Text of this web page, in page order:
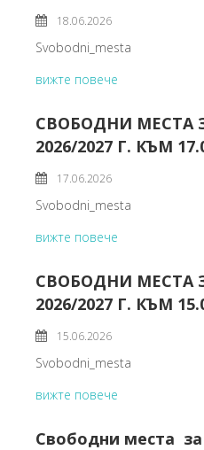
18.06.2026
Svobodni_mesta
вижте повече
СВОБОДНИ МЕСТА
2026/2027 Г. КЪМ
17.06.2026
Svobodni_mesta
вижте повече
СВОБОДНИ МЕСТА
2026/2027 Г. КЪМ
15.06.2026
Svobodni_mesta
вижте повече
Свободни места за